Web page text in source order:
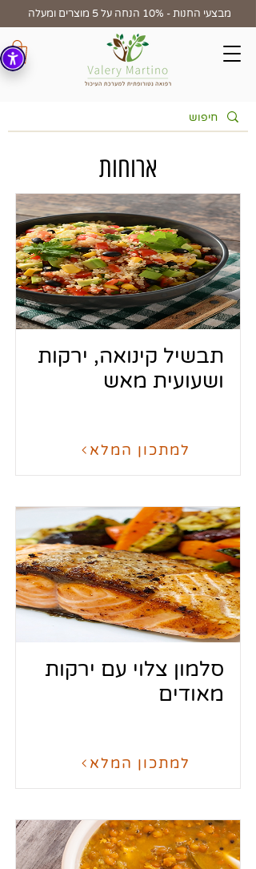
מבצעי החנות - 10% הנחה על 5 מוצרים ומעלה
ארוחות
תבשיל קינואה, ירקות
ושעועית מאש
למתכון המלא
סלמון צלוי עם ירקות
מאודים
למתכון המלא